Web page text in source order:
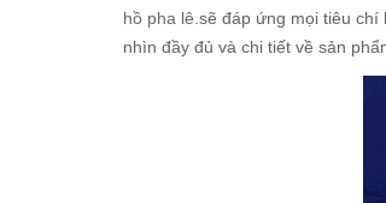
hồ pha lê .sẽ đáp ứng mọi tiêu
nhìn đầy đủ và chi tiết về sản